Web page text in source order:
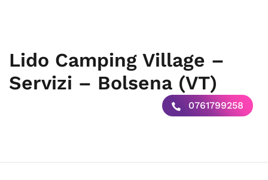
Lido Camping Village –
Servizi – Bolsena (VT)
0761799258